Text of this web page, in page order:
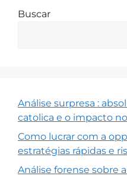
Buscar
Análise surpresa :
catolica e o impacto
Como lucrar com a
estratégias rápidas e
Análise forense sobre